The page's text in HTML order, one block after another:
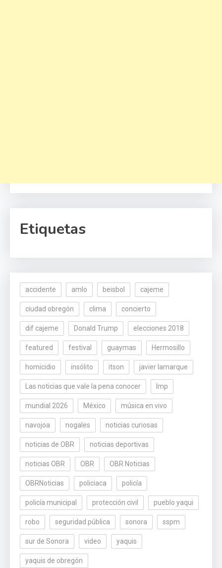
Etiquetas
accidente amlo beisbol cajeme
ciudad obregón clima concierto
dif cajeme Donald Trump elecciones 2018
featured festival guaymas Hermosillo
homicidio insólito itson javier lamarque
Las noticias que vale la pena conocer lmp
mundial 2026 México música en vivo
navojoa nogales noticias curiosas
noticias de OBR noticias deportivas
noticias OBR OBR OBR Noticias
OBRNoticias policiaca policía
policía municipal protección civil pueblo yaqui
robo seguridad pública sonora sspm
sur de Sonora video yaquis
yaquis de obregón